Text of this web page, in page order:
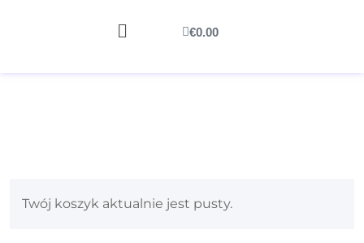
€0.00
Twój koszyk aktualnie jest pusty.